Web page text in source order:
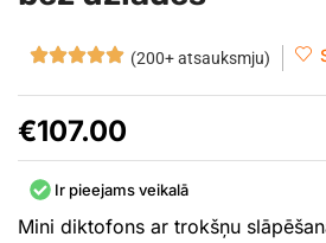
(200+ atsauksmju)
€107.00
Ir pieejams veikalā
Mini diktofons ar trokšņu